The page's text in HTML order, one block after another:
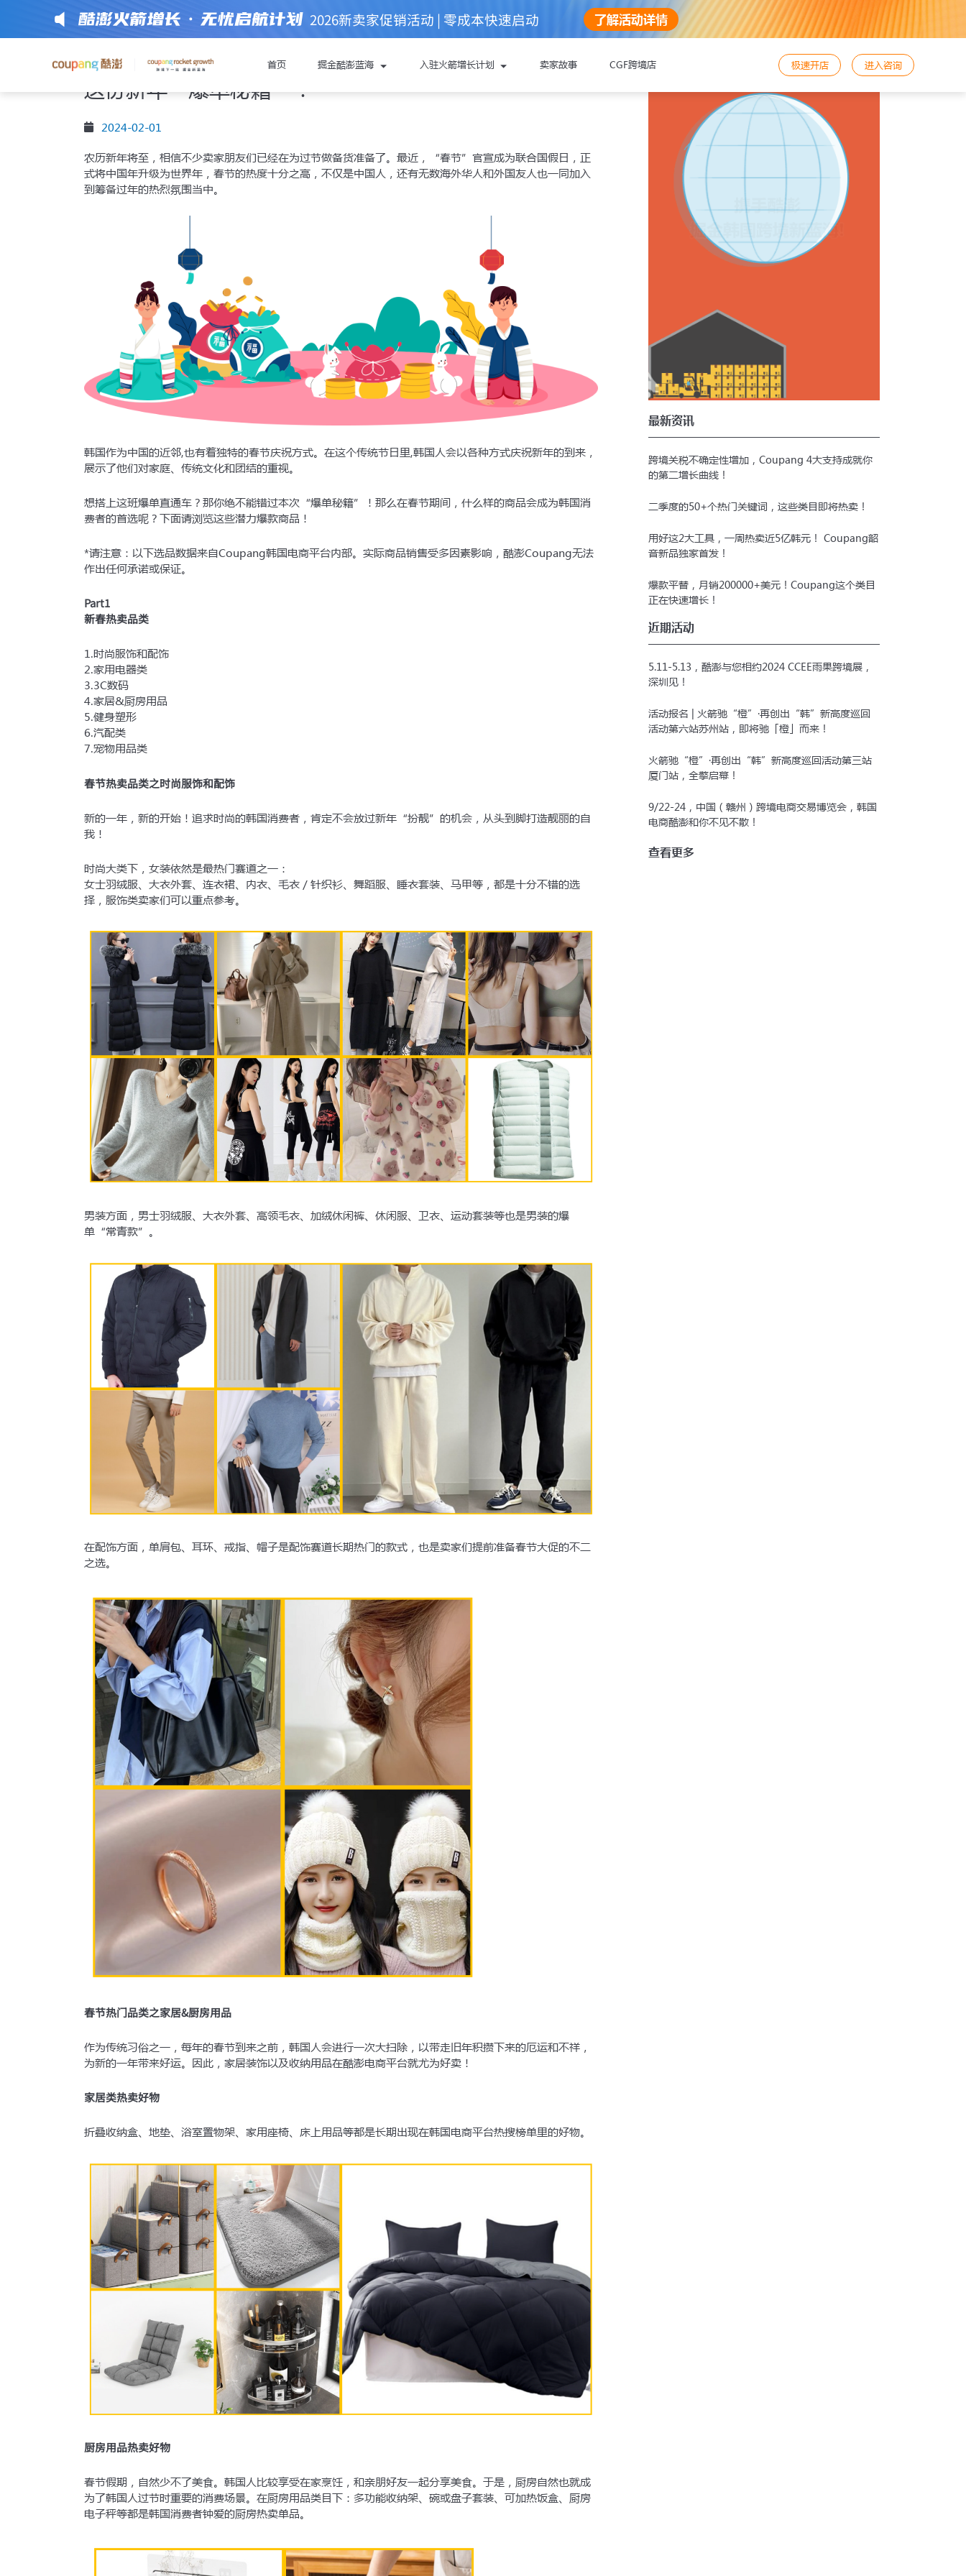
2026新卖家促销活动 | 零成本快速启动 了解活动详情
首页 掘金酷澎蓝海 入驻火箭增长计划 卖家故事 CGF跨境店 极速开店 进入咨询
前往注册或获取帮助：
提醒您准备好以下 ，能更顺利地完成注册与下店：
中国大陆有限公司企业营业执照
法定代表人身份证件
法定代表人手机号码及其话费月账单发票
第三方支付服务商收款账户
与极速开店服务商签订的协议履行确认书
*注意：需用法定代表人手机号进行账户注册
已经准备好材料，前往注册
您将前往Coupang Corp的网站Coupang.com完成注册
新年焕新，韩国消费者都在电商平台买什么？速来查收
这份新年“爆单秘籍”！
2024-02-01
农历新年将至，相信不少卖家朋友们已经在为过节做备货准备了。最近，“春节”官宣成为联合国假日，正
式将中国年升级为世界年，春节的热度十分之高，不仅是中国人，还有无数海外华人和外国友人也一同加入
到筹备过年的热烈氛围当中。
韩国作为中国的近邻,也有着独特的春节庆祝方式。在这个传统节日里,韩国人会以各种方式庆祝新年的到来，
展示了他们对家庭、传统文化和团结的重视。
想搭上这班爆单直通车？那你绝不能错过本次“爆单秘籍”！那么在春节期间，什么样的商品会成为韩国消
费者的首选呢？下面请浏览这些潜力爆款商品！
*请注意：以下选品数据来自Coupang韩国电商平台内部。实际商品销售受多因素影响，酷澎Coupang无法
作出任何承诺或保证。
Part1
新春热卖品类
1.时尚服饰和配饰
2.家用电器类
3.3C数码
4.家居&厨房用品
5.健身塑形
6.汽配类
7.宠物用品类
春节热卖品类之时尚服饰和配饰
新的一年，新的开始！追求时尚的韩国消费者，肯定不会放过新年“扮靓”的机会，从头到脚打造靓丽的自
我！
时尚大类下，女装依然是最热门赛道之一：
女士羽绒服、大衣外套、连衣裙、内衣、毛衣／针织衫、舞蹈服、睡衣套装、马甲等，都是十分不错的选
择，服饰类卖家们可以重点参考。
男装方面，男士羽绒服、大衣外套、高领毛衣、加绒休闲裤、休闲服、卫衣、运动套装等也是男装的爆
单“常青款”。
在配饰方面，单肩包、耳环、戒指、帽子是配饰赛道长期热门的款式，也是卖家们提前准备春节大促的不二
之选。
春节热门品类之家居&厨房用品
作为传统习俗之一，每年的春节到来之前，韩国人会进行一次大扫除，以带走旧年积攒下来的厄运和不祥，
为新的一年带来好运。因此，家居装饰以及收纳用品在酷澎电商平台就尤为好卖！
家居类热卖好物
折叠收纳盒、地垫、浴室置物架、家用座椅、床上用品等都是长期出现在韩国电商平台热搜榜单里的好物。
厨房用品热卖好物
春节假期，自然少不了美食。韩国人比较享受在家烹饪，和亲朋好友一起分享美食。于是，厨房自然也就成
为了韩国人过节时重要的消费场景。在厨房用品类目下：多功能收纳架、碗或盘子套装、可加热饭盒、厨房
电子秤等都是韩国消费者钟爱的厨房热卖单品。
最新资讯
跨境关税不确定性增加，Coupang 4大支持成就你
的第二增长曲线！
二季度的50+个热门关键词，这些类目即将热卖！
用好这2大工具，一周热卖近5亿韩元！ Coupang韶
音新品独家首发！
爆款平替，月销200000+美元！Coupang这个类目
正在快速增长！
近期活动
5.11-5.13，酷澎与您相约2024 CCEE雨果跨境展，
深圳见！
活动报名 | 火箭驰“橙”·再创出“韩”新高度巡回
活动第六站苏州站，即将驰「橙」而来！
火箭驰“橙”·再创出“韩”新高度巡回活动第三站
厦门站，全擎启幕！
9/22-24，中国（赣州）跨境电商交易博览会，韩国
电商酷澎和你不见不散！
查看更多